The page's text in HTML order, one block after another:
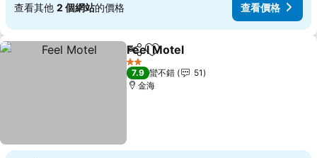
查看其他 2 個網站的價格 查看價格
分享 加入我的最愛
Feel Motel
2 星級
7.9 蠻不錯
51
金海